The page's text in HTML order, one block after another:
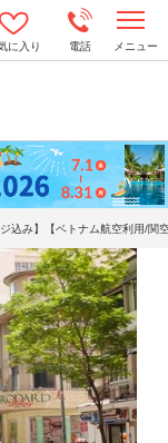
に入り 電話 メニュー
o
n
a
v
i
g
a
t
i
o
n
ジ込み】【ベトナム航空利用/